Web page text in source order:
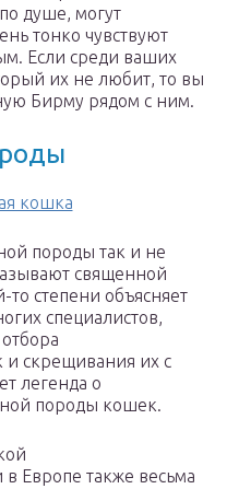
душе, могут
тонко чувствуют
Если среди ваших
их не любит, то вы
Бирму рядом с ним.
кошка
породы так и не
священной
степени объясняет
специалистов,
скрещивания их с
легенда о
породы кошек.
Европе также весьма